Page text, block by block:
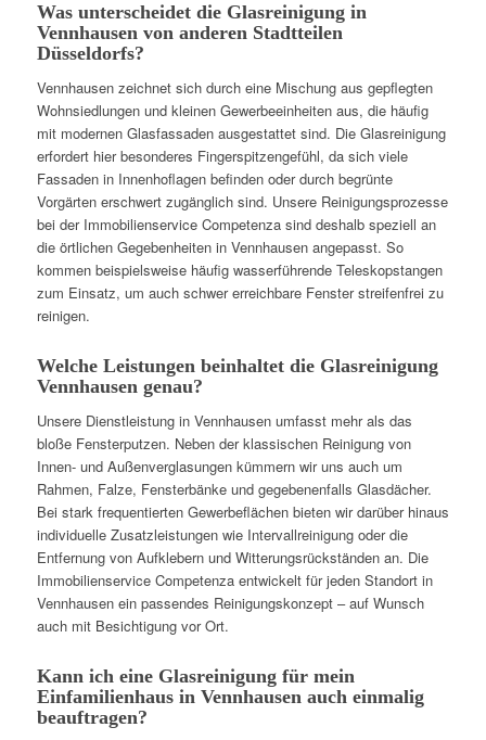
Was unterscheidet die Glasreinigung in
Vennhausen von anderen Stadtteilen
Düsseldorfs?
Vennhausen zeichnet sich durch eine Mischung aus gepflegten
Wohnsiedlungen und kleinen Gewerbeeinheiten aus, die häufig
mit modernen Glasfassaden ausgestattet sind. Die Glasreinigung
erfordert hier besonderes Fingerspitzengefühl, da sich viele
Fassaden in Innenhoflagen befinden oder durch begrünte
Vorgärten erschwert zugänglich sind. Unsere Reinigungsprozesse
bei der Immobilienservice Competenza sind deshalb speziell an
die örtlichen Gegebenheiten in Vennhausen angepasst. So
kommen beispielsweise häufig wasserführende Teleskopstangen
zum Einsatz, um auch schwer erreichbare Fenster streifenfrei zu
reinigen.
Welche Leistungen beinhaltet die Glasreinigung
Vennhausen genau?
Unsere Dienstleistung in Vennhausen umfasst mehr als das
bloße Fensterputzen. Neben der klassischen Reinigung von
Innen- und Außenverglasungen kümmern wir uns auch um
Rahmen, Falze, Fensterbänke und gegebenenfalls Glasdächer.
Bei stark frequentierten Gewerbeflächen bieten wir darüber hinaus
individuelle Zusatzleistungen wie Intervallreinigung oder die
Entfernung von Aufklebern und Witterungsrückständen an. Die
Immobilienservice Competenza entwickelt für jeden Standort in
Vennhausen ein passendes Reinigungskonzept – auf Wunsch
auch mit Besichtigung vor Ort.
Kann ich eine Glasreinigung für mein
Einfamilienhaus in Vennhausen auch einmalig
beauftragen?